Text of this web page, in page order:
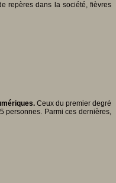
repères dans la société, fièvres
Ceux du premier degré
personnes. Parmi ces dernières,